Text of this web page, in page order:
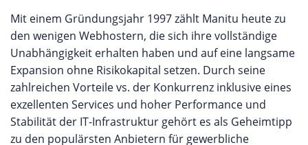
Mit einem Gründungsjahr 1997 zählt Manitu heute zu
den wenigen Webhostern, die sich ihre vollständige
Unabhängigkeit erhalten haben und auf eine langsame
Expansion ohne Risikokapital setzen. Durch seine
zahlreichen Vorteile vs. der Konkurrenz inklusive eines
exzellenten Services und hoher Performance und
Stabilität der IT-Infrastruktur gehört es als Geheimtipp
zu den populärsten Anbietern für gewerbliche